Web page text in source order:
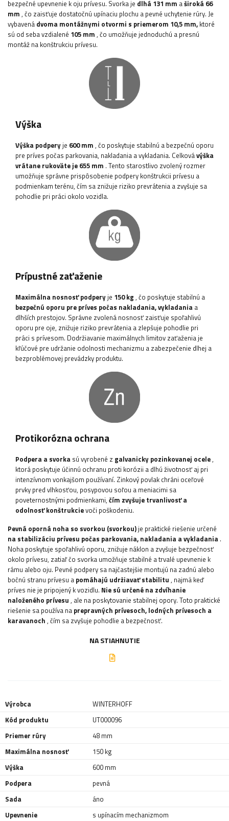
bezpečné upevnenie k oju prívesu. Svorka je dlhá 131 mm aširoká 66
mm , čo zaisťuje dostatočnú upínaciu plochu a pevné uchytenie rúry. Je
vybavená dvoma montážnymi otvormi s priemerom 10,5 mm, ktoré
sú od seba vzdialené 105 mm , čo umožňuje jednoduchú a presnú
montáž na konštrukciu prívesu.
Výška
Výška podperyje 600 mm , čo poskytuje stabilnú a bezpečnú oporu
pre príves počas parkovania, nakladania a vykladania. Celkovávýška
vrátane rukoväte je 655 mm . Tento starostlivo zvolený rozmer
umožňuje správne prispôsobenie podpery konštrukcii prívesu a
podmienkam terénu, čím sa znižuje riziko prevrátenia a zvyšuje sa
pohodlie pri práci okolo vozidla.
Prípustné zaťaženie
Maximálna nosnosť podperyje 150 kg , čo poskytuje stabilnú a
bezpečnú oporu pre príves počas nakladania, vykladania a
dlhších prestojov. Správne zvolená nosnosť zaisťuje spoľahlivú
oporu pre oje, znižuje riziko prevrátenia a zlepšuje pohodlie pri
práci s prívesom. Dodržiavanie maximálnych limitov zaťaženia je
kľúčové pre udržanie odolnosti mechanizmu a zabezpečenie dlhej a
bezproblémovej prevádzky produktu.
Protikorózna ochrana
Podpera a svorka sú vyrobené z galvanicky pozinkovanej ocele,
ktorá poskytuje účinnú ochranu proti korózii a dlhú životnosť aj pri
intenzívnom vonkajšom používaní. Zinkový povlak chráni oceľové
prvky pred vlhkosťou, posypovou soľou a meniacimi sa
poveternostnými podmienkami, čím zvyšuje trvanlivosť a
odolnosť konštrukcievoči poškodeniu.
Pevná oporná noha so svorkou (svorkou)je praktické riešenie určené
na stabilizáciu prívesu počas parkovania, nakladania a vykladania .
Noha poskytuje spoľahlivú oporu, znižuje náklon a zvyšuje bezpečnosť
okolo prívesu, zatiaľ čo svorka umožňuje stabilné a trvalé upevnenie k
rámu alebo oju. Pevné podpery sa najčastejšie montujú na zadnú alebo
bočnú stranu prívesu a pomáhajú udržiavať stabilitu , najmä keď
príves nie je pripojený k vozidlu. Nie sú určené na zdvíhanie
naloženého prívesu , ale na poskytovanie stabilnej opory. Toto praktické
riešenie sa používa na prepravných prívesoch, lodných prívesoch a
karavanoch , čím sa zvyšuje pohodlie a bezpečnosť.
NA STIAHNUTIE
Výrobca
WINTERHOFF
Kód produktu
UT000096
Priemer rúry
48 mm
Maximálna nosnosť
150 kg
Výška
600 mm
Podpera
pevná
Sada
áno
Upevnenie
s upínacím mechanizmom